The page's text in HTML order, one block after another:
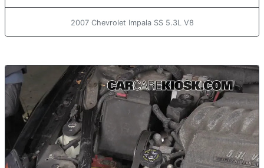
2007 Chevrolet Impala SS 5.3L V8